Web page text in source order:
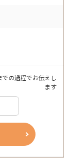
の過程でお伝えし
ます